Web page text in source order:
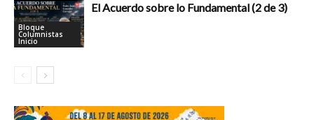
Bloque
Columnistas
Inicio
El Acuerdo sobre lo Fundamental (2 de 3)